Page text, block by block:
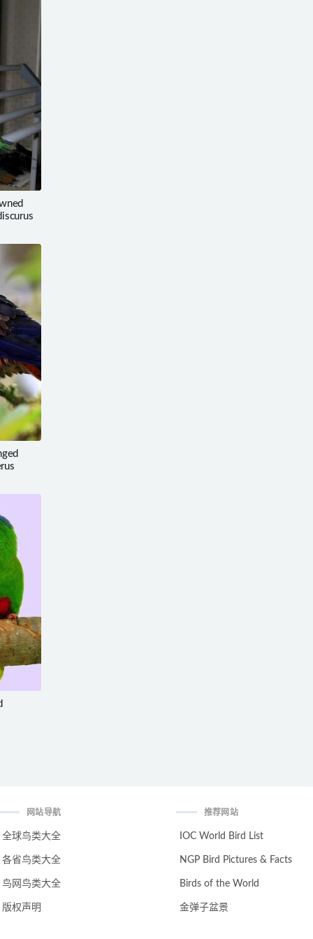
网站导航
全球鸟类大全
各省鸟类大全
鸟网鸟类大全
版权声明
推荐网站
IOC World Bird List
NGP Bird Pictures & Facts
Birds of the World
金弹子盆景